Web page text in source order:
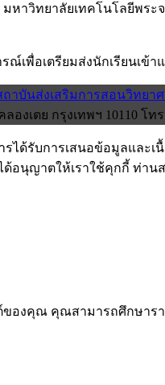
าวิทยาลัยเทคโนโลยีพระ
เพื่อเตรียมส่งนักเรียนเข้า
ถาบันส่งเสริมการสอนวิทยา
เตย กรุงเทพฯ 10110 โทร
ด้รับการเสนอข้อมูลและ
ด้อนุญาตให้เราใช้คุกกี้ ท่
งคุณ คุณสามารถศึกษาร